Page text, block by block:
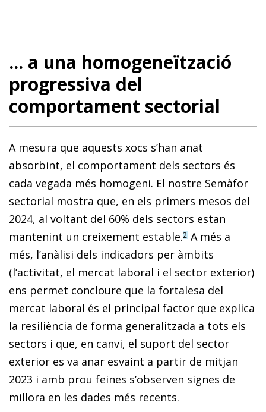
... a una homogeneïtzació
progressiva del
comportament sectorial
A mesura que aquests xocs s’han anat
absorbint, el comportament dels sectors és
cada vegada més homogeni. El nostre Semàfor
sectorial mostra que, en els primers mesos del
2024, al voltant del 60% dels sectors estan
mantenint un creixement estable.2 A més a
més, l’anàlisi dels indicadors per àmbits
(l’activitat, el mercat laboral i el sector exterior)
ens permet concloure que la fortalesa del
mercat laboral és el principal factor que explica
la resiliència de forma generalitzada a tots els
sectors i que, en canvi, el suport del sector
exterior es va anar esvaint a partir de mitjan
2023 i amb prou feines s’observen signes de
millora en les dades més recents.